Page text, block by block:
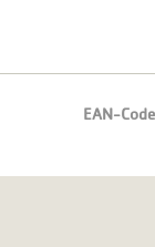
EAN-Code